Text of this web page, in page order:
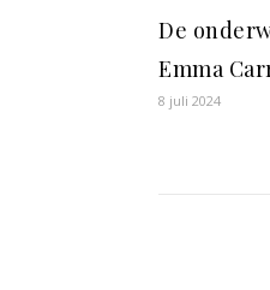
De
Emma
8 juli 2024